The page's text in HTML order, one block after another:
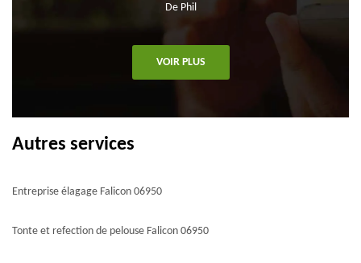
De Phil
VOIR PLUS
Autres services
Entreprise élagage Falicon 06950
Tonte et refection de pelouse Falicon 06950